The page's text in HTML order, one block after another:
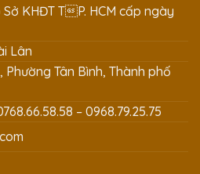
Sở KHĐT TP. HCM cấp ngày
Lân
Phường Tân Bình, Thành phố
– 0968.79.25.75